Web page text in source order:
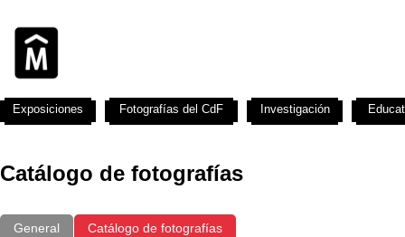
Catálogo de fotografías
General Catálogo de fotografías
Exposiciones Fotografías del CdF Investigación